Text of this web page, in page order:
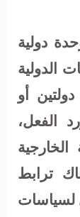
دولية
الدولية
أو
الفعل،
ترابط
لسياسات